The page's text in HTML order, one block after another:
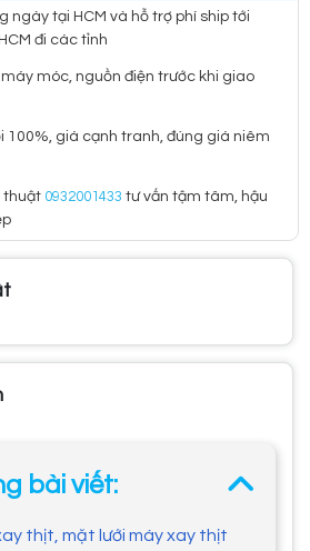
ngày tại HCM và hỗ trợ phí ship tới
đi các tỉnh
móc, nguồn điện trước khi giao
100%, giá cạnh tranh, đúng giá niêm
thuật 0932001433 tư vấn tậm tâm, hậu
bài viết:
thịt, mặt lưới máy xay thịt